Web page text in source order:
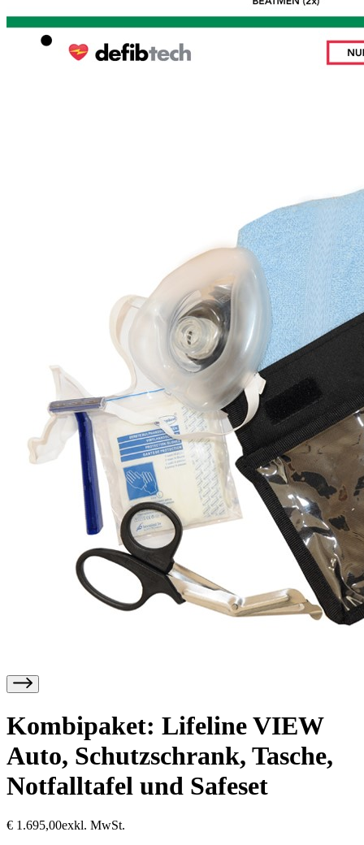
Kombipaket: Lifeline VIEW
Auto, Schutzschrank, Tasche,
Notfalltafel und Safeset
€ 1.695,00exkl. MwSt.